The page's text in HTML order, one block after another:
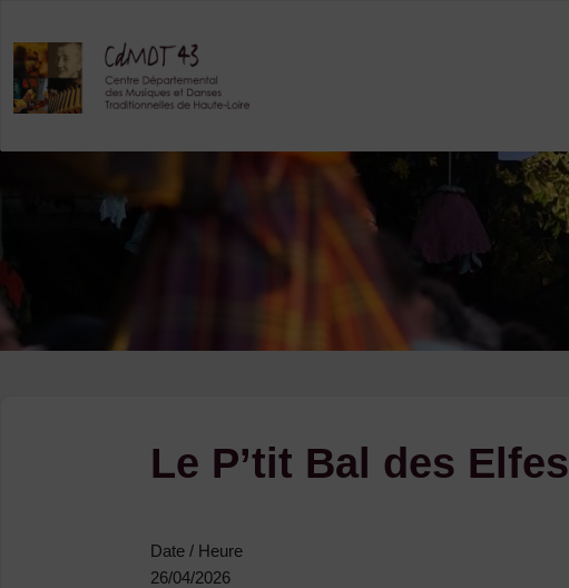
content
Le P’tit Bal des Elfes
Date / Heure
26/04/2026